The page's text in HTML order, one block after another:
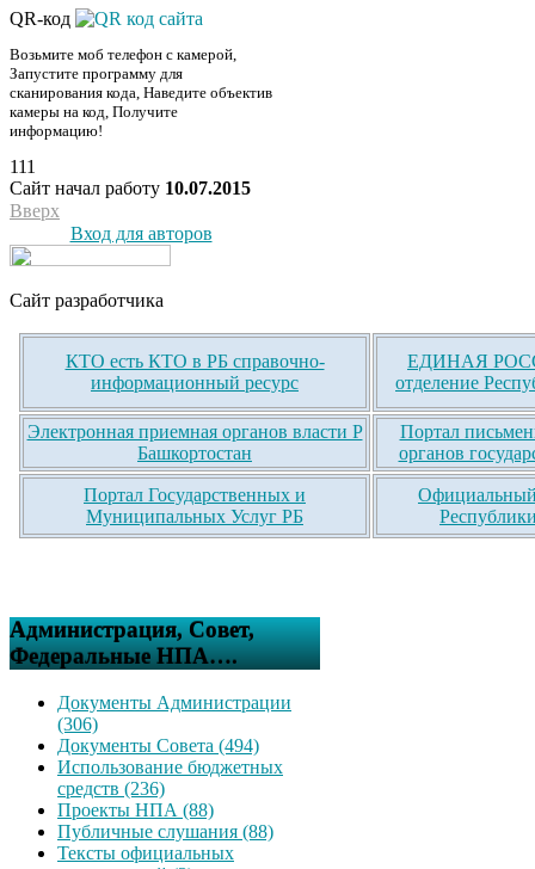
QR-код
Возьмите моб телефон с камерой,
Запустите программу для
сканирования кода, Наведите объектив
камеры на код, Получите
информацию!
111
Сайт начал работу 10.07.2015
Вверх
Вход для авторов
Сайт разработчика
КТО есть КТО в РБ справочно-
информационный ресурс
ЕДИНАЯ
отделение
Электронная приемная органов власти Р
Башкортостан
Портал
органов
Портал Государственных и
Муниципальных Услуг РБ
Официальный
Администрация, Совет,
Федеральные НПА….
Документы Администрации
(306)
Документы Совета (494)
Использование бюджетных
средств (236)
Проекты НПА (88)
Публичные слушания (88)
Тексты официальных